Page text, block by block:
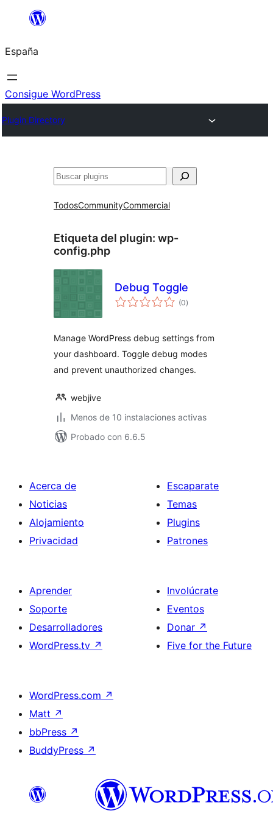
Saltar
contenido
España
Consigue WordPress
Plugin Directory
Buscar
TodosCommunityCommercial
Etiqueta del plugin: wp-
config.php
Debug Toggle
(0valoraciones
en
)
Manage WordPress debug settings from
your dashboard. Toggle debug modes
and prevent unauthorized changes.
webjive
Menos de 10 instalaciones activas
Probado con 6.6.5
Acerca de
Noticias
Alojamiento
Privacidad
Escaparate
Temas
Plugins
Patrones
Aprender
Soporte
Desarrolladores
WordPress.tv ↗
Involúcrate
Eventos
Donar ↗
Five for the Future
WordPress.com ↗
Matt ↗
bbPress ↗
BuddyPress ↗